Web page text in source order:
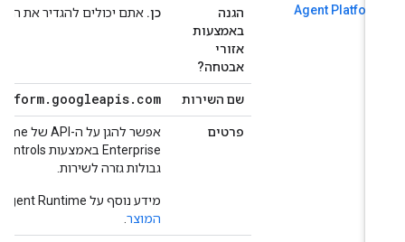
Agent
באמצעות
אזורי
אבטחה?
אתם יכולים להגדיר את
שם השירות .googleapis. com
פרטים
גבולות גזרה לשירות.
מידע נוסף על Agent Runtime ב-Gemini Enterprise Agent Platform זמין ב
המוצר.